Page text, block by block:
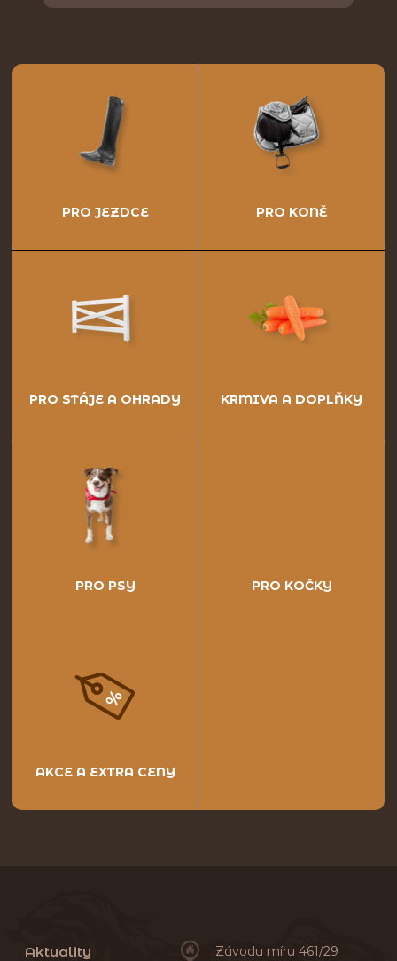
PRO JEZDCE PRO KONĚ
PRO STÁJE A OHRADY KRMIVA A DOPLŇKY
PRO PSY PRO KOČKY
AKCE A EXTRA CENY
Aktuality Závodu míru 461/29